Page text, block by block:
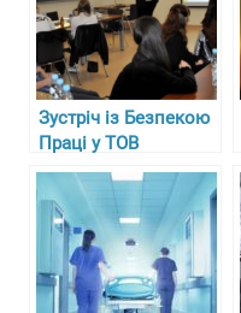
Зустріч із Безпекою
Праці у ТОВ
“Гарасимів Агро”